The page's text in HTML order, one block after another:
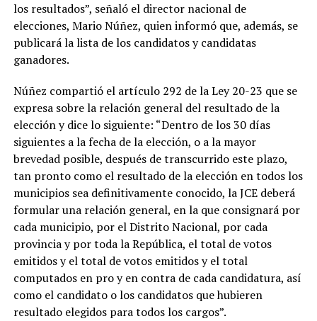
los resultados”, señaló el director nacional de
elecciones, Mario Núñez, quien informó que, además, se
publicará la lista de los candidatos y candidatas
ganadores.
Núñez compartió el artículo 292 de la Ley 20-23 que se
expresa sobre la relación general del resultado de la
elección y dice lo siguiente: “Dentro de los 30 días
siguientes a la fecha de la elección, o a la mayor
brevedad posible, después de transcurrido este plazo,
tan pronto como el resultado de la elección en todos los
municipios sea definitivamente conocido, la JCE deberá
formular una relación general, en la que consignará por
cada municipio, por el Distrito Nacional, por cada
provincia y por toda la República, el total de votos
emitidos y el total de votos emitidos y el total
computados en pro y en contra de cada candidatura, así
como el candidato o los candidatos que hubieren
resultado elegidos para todos los cargos”.